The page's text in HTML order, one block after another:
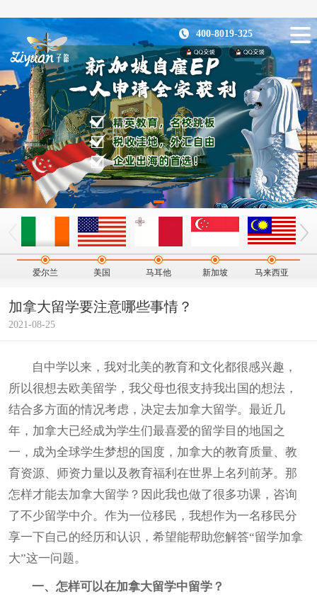
400-8019-325
爱尔兰 美国 马耳他 新加坡 马来西亚
加拿大留学要注意哪些事情？
2021-08-25
自中学以来，我对北美的教育和文化都很感兴趣，
所以很想去欧美留学，我父母也很支持我出国的想法，
结合多方面的情况考虑，决定去加拿大留学。最近几
年，加拿大已经成为学生们最喜爱的留学目的地国之
一，成为全球学生梦想的国度，加拿大的教育质量、教
育资源、师资力量以及教育福利在世界上名列前茅。那
怎样才能去加拿大留学？因此我也做了很多功课，咨询
了不少留学中介。作为一位移民，我想作为一名移民分
享一下自己的经历和认识，希望能帮助您解答“留学加拿
大”这一问题。
一、怎样可以在加拿大留学中留学？